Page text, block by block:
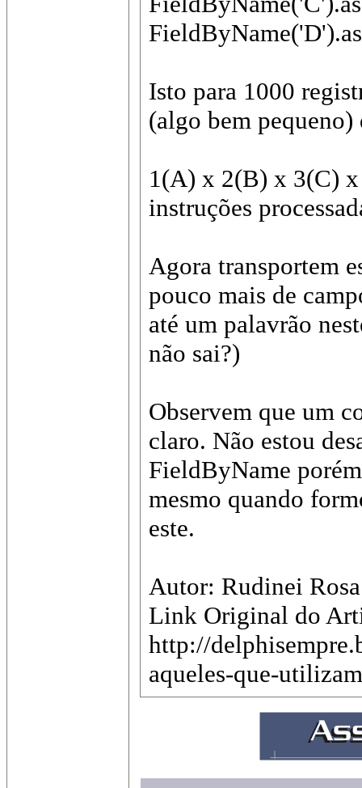
Isto para 1000
(algo bem
1(A) x 2(B) x 3(C)
instruções
Agora transportem
pouco mais de
até um palavrão
não sai?)
Observem que um
claro. Não estou
FieldByName
mesmo quando
este.
Autor: Rudinei Rosa
Link Original do
http://
aqueles-que-